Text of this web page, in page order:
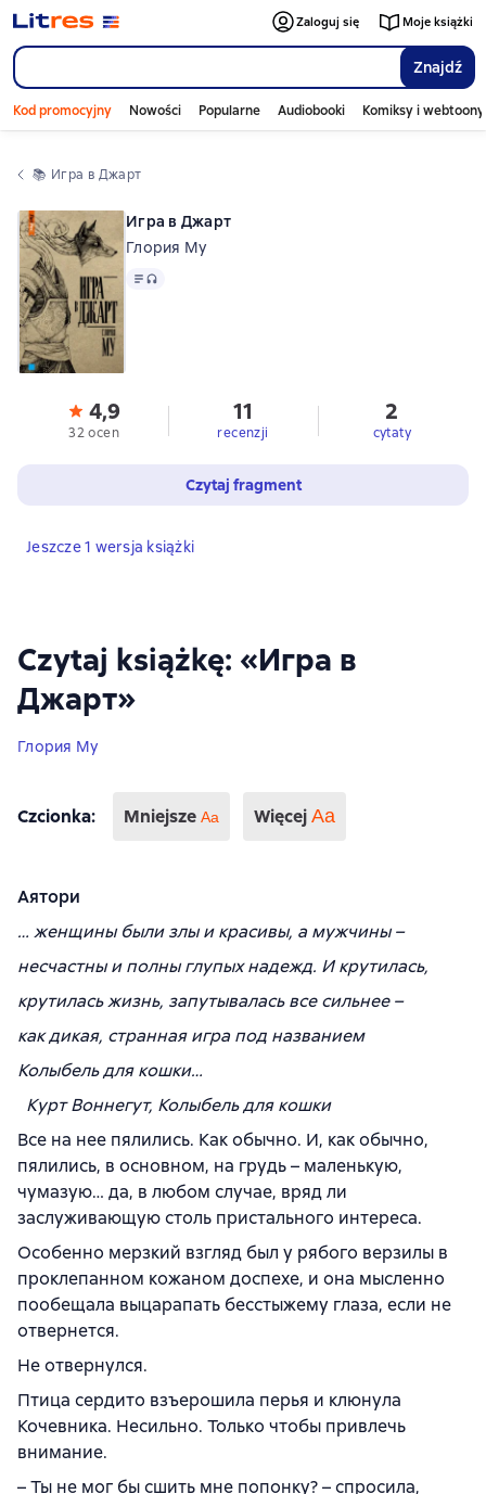
Znajdź
Zaloguj się Moje książki
Kod promocyjny Nowości Popularne Audiobooki Komiksy i webtoony
📚 Игра в Джарт
Czytaj książkę: «Игра в
Джарт»
Глория Му
Czcionka: Mniejsze Aa Więcej Аа
Аятори
… женщины были злы и красивы, а мужчины –
несчастны и полны глупых надежд. И крутилась,
крутилась жизнь, запутывалась все сильнее –
как дикая, странная игра под названием
Колыбель для кошки…
Курт Воннегут, Колыбель для кошки
Все на нее пялились. Как обычно. И, как обычно,
пялились, в основном, на грудь – маленькую,
чумазую… да, в любом случае, вряд ли
заслуживающую столь пристального интереса.
Особенно мерзкий взгляд был у рябого верзилы в
проклепанном кожаном доспехе, и она мысленно
пообещала выцарапать бесстыжему глаза, если не
отвернется.
Не отвернулся.
Птица сердито взъерошила перья и клюнула
Кочевника. Несильно. Только чтобы привлечь
внимание.
– Ты не мог бы сшить мне попонку? – спросила,
Игра в Джарт
Глория Му
Tekst
4,9
32 ocen
11
recenzji
2
cytaty
Czytaj fragment
Jeszcze 1 wersja książki